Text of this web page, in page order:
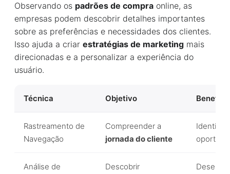
Observando os padrões de compra online, as
empresas podem descobrir detalhes importantes
sobre as preferências e necessidades dos clientes.
Isso ajuda a criar estratégias de marketing mais
direcionadas e a personalizar a experiência do
usuário.
Técnica Objetivo
Rastreamento de
Navegação
Compreender a
jornada do cliente
Análise de
Descobrir